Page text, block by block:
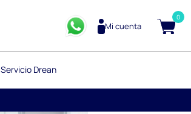
Mi cuenta
0
Servicio Drean